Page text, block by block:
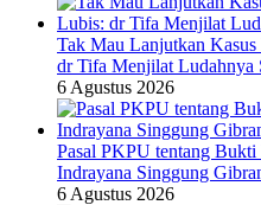
Tak Mau Lanjutkan
dr Tifa Menjilat Ludahnya
6 Agustus 2026
Pasal PKPU tentang
Indrayana Singgung
6 Agustus 2026